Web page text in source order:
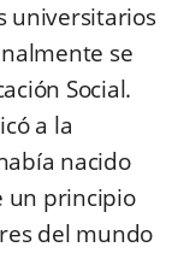
universitarios
se
Social.
a la
nacido
un principio
del mundo